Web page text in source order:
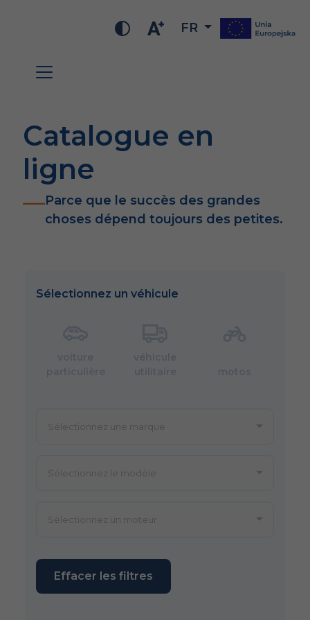
FR
Catalogue en
ligne
Parce que le succès des grandes
choses dépend toujours des petites.
Sélectionnez un véhicule
Effacer les filtres